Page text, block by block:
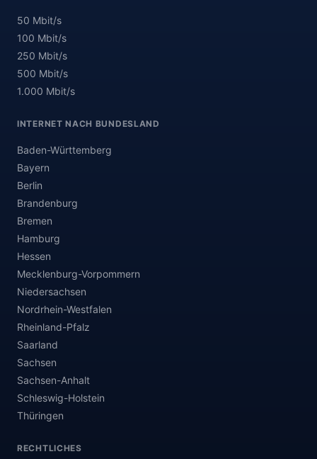
50 Mbit/s
100 Mbit/s
250 Mbit/s
500 Mbit/s
1.000 Mbit/s
INTERNET NACH BUNDESLAND
Baden-Württemberg
Bayern
Berlin
Brandenburg
Bremen
Hamburg
Hessen
Mecklenburg-Vorpommern
Niedersachsen
Nordrhein-Westfalen
Rheinland-Pfalz
Saarland
Sachsen
Sachsen-Anhalt
Schleswig-Holstein
Thüringen
RECHTLICHES